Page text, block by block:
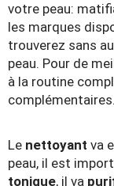
votre peau:
les marques
trouverez sans
peau. Pour de
à la routine
complémentaires.
Le nettoyant va
peau, il est
tonique, il va